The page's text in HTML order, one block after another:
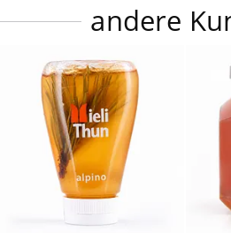
andere